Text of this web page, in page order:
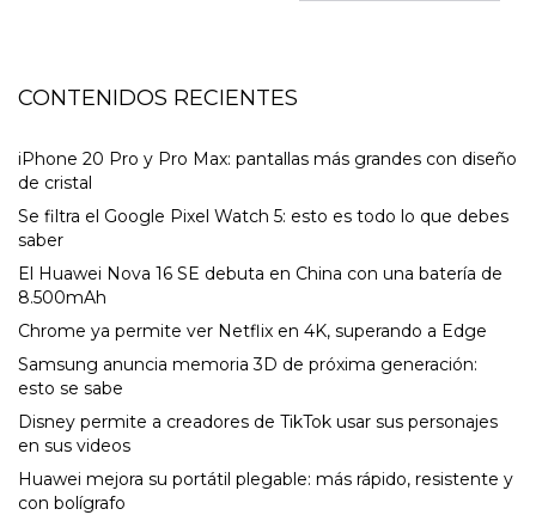
CONTENIDOS RECIENTES
iPhone 20 Pro y Pro Max: pantallas más grandes con diseño
de cristal
Se filtra el Google Pixel Watch 5: esto es todo lo que debes
saber
El Huawei Nova 16 SE debuta en China con una batería de
8.500mAh
Chrome ya permite ver Netflix en 4K, superando a Edge
Samsung anuncia memoria 3D de próxima generación:
esto se sabe
Disney permite a creadores de TikTok usar sus personajes
en sus videos
Huawei mejora su portátil plegable: más rápido, resistente y
con bolígrafo